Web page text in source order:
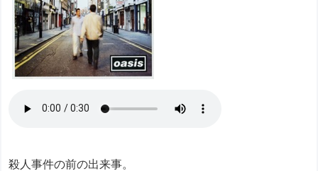
殺人事件の前の出来事。